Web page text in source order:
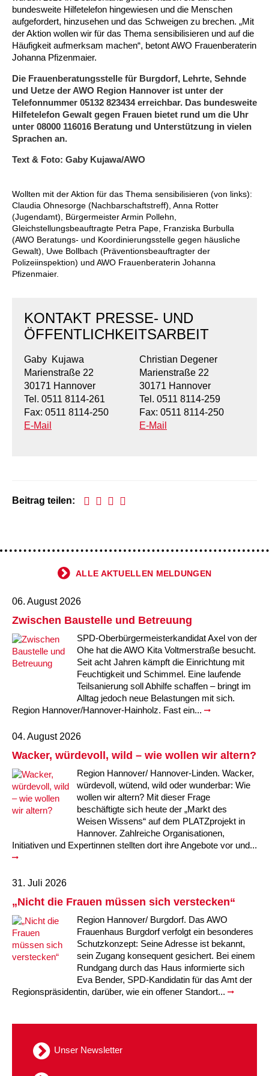
Ortsverein Arnum
Ortsverein Barsinghausen
Ortsverein Bennigsen
Ortsverein Bredenbeck
Ortsverein Godshorn
Ortsverein Garbsen
Ortsverein Fuhrberg
Ortsverein Berenbostel
Ortsverein Engelbostel-Schulenburg
Kindertagesstätte Freytagstraße
Kindertagesstätte Gehägestraße
Kindertagesstätte Gottfried-Keller-Straße /
Familienzentrum
Kindertagesstätte Große Pranke
Krippe Höltystraße
Kindertagesstätte Ibykusweg / Familienzentrum
Kindertagesstätte Johannes-Lau-Hof
Kindertagesstätte König-Ludwig-Straße
Kindertagesstätte Langes Feld “Deisterspatzen”
Kindertagesstätte Moorlilienweg /
Familienzentrum
Kindertagesstätte Petermannstraße /
Familienzentrum
Kindertagesstätte Sylter Weg
Kindertagesstätte Tresckowstraße
Kindertagesstätte Voltmerstraße
Kindertagesstätte Wiehbergstraße
Kindertagesstätte Elmstraße / Familienzentrum
Kindertagesstätte Freudenthalstraße /
Familienzentrum
Kindertagesstätte Freytagstraße
Kindertagesstätte Gehägestraße
Kindertagesstätte Große Pranke
Kindertagesstätte Harenberger Straße
Kindertagesstätte Herbartstraße
Kindertagesstätte Ibykusweg / Familienzentrum
Kindertagesstätte Johannes-Lau-Hof
Kindertagesstätte Kapellenbrink /
Familienzentrum
Kindertagesstätte Klaus-Müller-Kilian-Weg /
“Mäuseburg” / Familienzentrum
Familienzentrum
Kindertagesstätte Mühenkamp / Familienzentrum
Kindertagesstätte Petermannstraße /
Kindertagesstätte Pfarrlandplatz
Hör- und Sprachheilkindergarten Ratswiese
Kindertagesstätte Rosenbergstraße
Kindertagesstätte Schweriner Straße /
Kindertagesstätte Sylter Weg
Kindertagesstätte Tresckowstraße
Kindertagesstätte Voltmerstraße
Kindertagesstätte Wiehbergstraße
Kindertagesstätte Pfarrlandplatz
Kindertagesstätte Rosenbergstraße
Hort Salzmannstraße
Kindertagesstätte Schweriner Straße /
Familienzentrum
Kindertagesstätte Mühenkamp / Familienzentrum
Kindertagesstätte Petermannstraße /
Familienzentrum
Kindertagesstätte Schweriner Straße /
Familienzentrum
Life Kinetik
Yoga mit Baby
Yoga in der Schwangerschaft
Stretch und Relax
Online Pflege- und Seniorenberatung
Helfende Hände
Pflege und Wohnen
Beratungsangebote
Jugendwohnen im Stadtteil
Ältere Menschen
Behördenbegleitung und Formularausfüllhilfe
Mehrsprachige Beratung
Wegweiser Seniorenkompass
Migration
Berufssprachkurse
Migrationsberatung für junge Menschen
Menschen mit Behinderungen
bundesweite Hilfetelefon hingewiesen und die Menschen
aufgefordert, hinzusehen und das Schweigen zu brechen. „Mit
der Aktion wollen wir für das Thema sensibilisieren und auf die
Häufigkeit aufmerksam machen“, betont AWO Frauenberaterin
Johanna Pfizenmaier.
Die Frauenberatungsstelle für Burgdorf, Lehrte, Sehnde
und Uetze der AWO Region Hannover ist unter der
Telefonnummer 05132 823434 erreichbar. Das bundesweite
Hilfetelefon Gewalt gegen Frauen bietet rund um die Uhr
unter 08000 116016 Beratung und Unterstützung in vielen
Sprachen an.
Text & Foto: Gaby Kujawa/AWO
Wollten mit der Aktion für das Thema sensibilisieren (von links):
Claudia Ohnesorge (Nachbarschaftstreff), Anna Rotter
(Jugendamt), Bürgermeister Armin Pollehn,
Gleichstellungsbeauftragte Petra Pape, Franziska Burbulla
(AWO Beratungs- und Koordinierungsstelle gegen häusliche
Gewalt), Uwe Bollbach (Präventionsbeauftragter der
Polizeiinspektion) und AWO Frauenberaterin Johanna
Pfizenmaier.
KONTAKT PRESSE- UND
ÖFFENTLICHKEITSARBEIT
Gaby Kujawa
Marienstraße 22
30171 Hannover
Tel. 0511 8114-261
Fax: 0511 8114-250
E-Mail
Christian Degener
Marienstraße 22
30171 Hannover
Tel. 0511 8114-259
Fax: 0511 8114-250
E-Mail
Beitrag teilen:
ALLE AKTUELLEN MELDUNGEN
06. August 2026
Zwischen Baustelle und Betreuung
SPD-Oberbürgermeisterkandidat Axel von der
Ohe hat die AWO Kita Voltmerstraße besucht.
Seit acht Jahren kämpft die Einrichtung mit
Feuchtigkeit und Schimmel. Eine laufende
Teilsanierung soll Abhilfe schaffen – bringt im
Alltag jedoch neue Belastungen mit sich.
Region Hannover/Hannover-Hainholz. Fast ein...
04. August 2026
Wacker, würdevoll, wild – wie wollen wir altern?
Region Hannover/ Hannover-Linden. Wacker,
würdevoll, wütend, wild oder wunderbar: Wie
wollen wir altern? Mit dieser Frage
beschäftigte sich heute der „Markt des
Weisen Wissens“ auf dem PLATZprojekt in
Hannover. Zahlreiche Organisationen,
Initiativen und Expertinnen stellten dort ihre Angebote vor und...
31. Juli 2026
„Nicht die Frauen müssen sich verstecken“
Region Hannover/ Burgdorf. Das AWO
Frauenhaus Burgdorf verfolgt ein besonderes
Schutzkonzept: Seine Adresse ist bekannt,
sein Zugang konsequent gesichert. Bei einem
Rundgang durch das Haus informierte sich
Eva Bender, SPD-Kandidatin für das Amt der
Regionspräsidentin, darüber, wie ein offener Standort...
Unser Newsletter